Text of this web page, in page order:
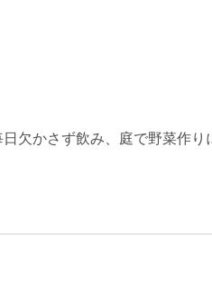
欠かさず飲み、庭で野菜作り